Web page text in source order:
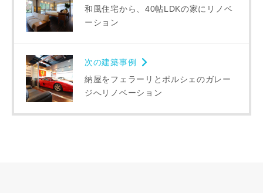
和風住宅から、40帖LDKの家にリノベ
ーション
次の建築事例
納屋をフェラーリとポルシェのガレー
ジへリノベーション